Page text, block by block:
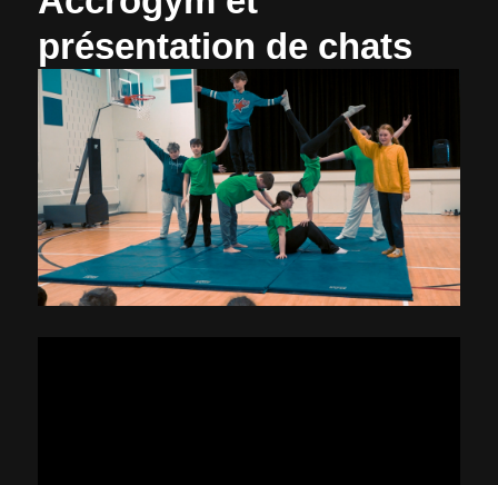
présentation de chats